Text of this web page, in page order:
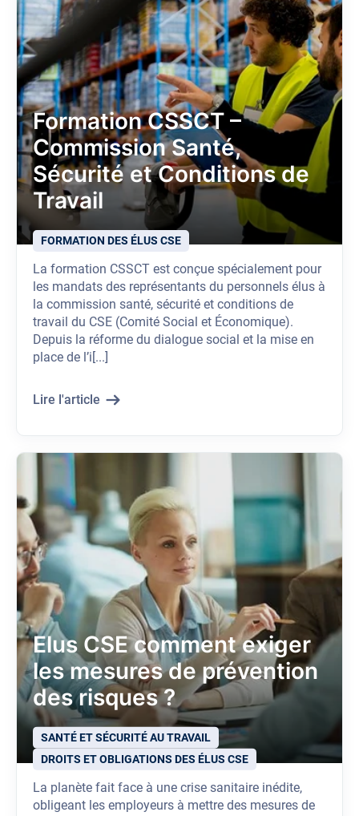
Formation CSSCT –
Commission Santé,
Sécurité et Conditions de
Travail
FORMATION DES ÉLUS CSE
La formation CSSCT est conçue spécialement pour
les mandats des représentants du personnels élus à
la commission santé, sécurité et conditions de
travail du CSE (Comité Social et Économique).
Depuis la réforme du dialogue social et la mise en
place de l’i[...]
Lire l'article
Elus CSE comment exiger
les mesures de prévention
des risques ?
SANTÉ ET SÉCURITÉ AU TRAVAIL
DROITS ET OBLIGATIONS DES ÉLUS CSE
La planète fait face à une crise sanitaire inédite,
obligeant les employeurs à mettre des mesures de